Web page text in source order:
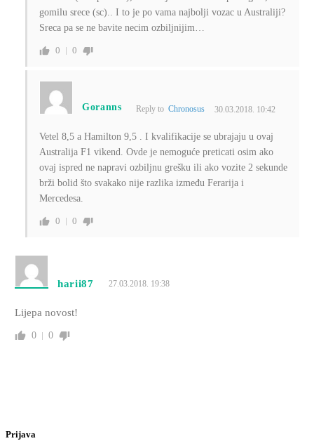
gomilu srece (sc).. I to je po vama najbolji vozac u Australiji?
Sreca pa se ne bavite necim ozbiljnijim…
0 0
Goranns Reply to Chronosus 30.03.2018. 10:42
Vetel 8,5 a Hamilton 9,5 . I kvalifikacije se ubrajaju u ovaj
Australija F1 vikend. Ovde je nemoguće preticati osim ako
ovaj ispred ne napravi ozbiljnu grešku ili ako vozite 2 sekunde
brži bolid što svakako nije razlika između Ferarija i
Mercedesa.
0 0
harii87 27.03.2018. 19:38
Lijepa novost!
0 0
Prijava